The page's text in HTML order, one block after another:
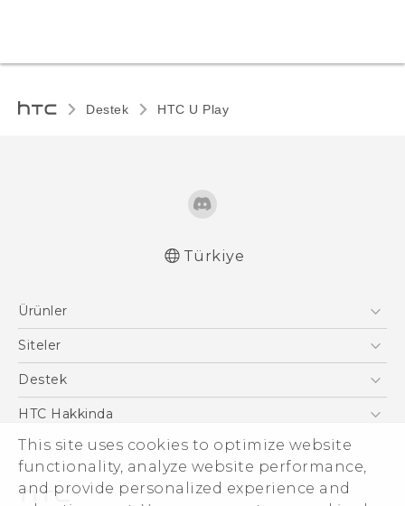
This site uses cookies to optimize website
functionality, analyze website performance,
and provide personalized experience and
Destek HTC U Play‎
Türkiye
Ürünler
Akıllı Telefonlar
VIVE
Siteler
HTC Dev
Destek
Destek Merkezi
HTC Hakkinda
ESG
Yatırımcı (İNGİLİZCE)
Gizlilik Politikası